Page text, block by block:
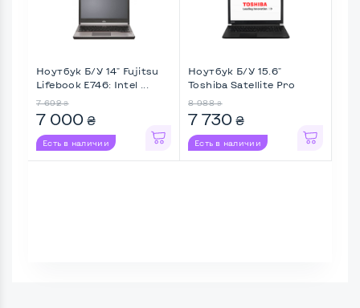
Ноутбук Б/У 14" Fujitsu
Lifebook E746: Intel ...
7 692 ₴
7 000 ₴
Есть в наличии
Ноутбук Б/У 15.6"
Toshiba Satellite Pro
8 988 ₴
7 730 ₴
Есть в наличии